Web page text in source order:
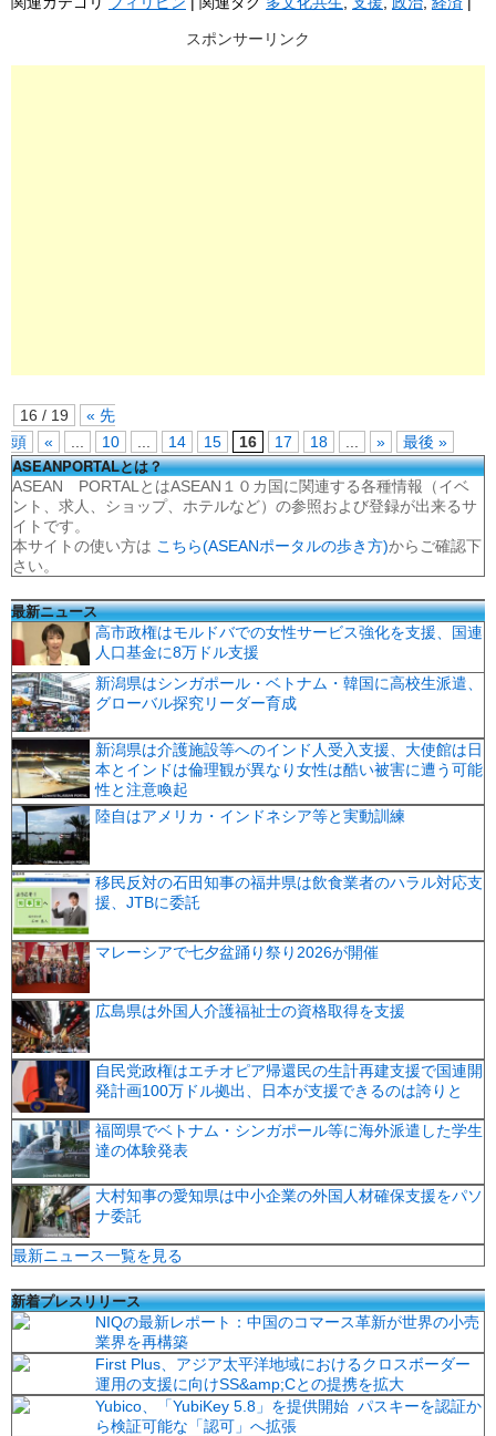
スポンサーリンク
16 / 19
« 先
頭
« ... 10 ... 14 15 16 17 18 ... » 最後 »
ASEANPORTALとは？
ASEAN PORTALとはASEAN１０カ国に関連する各種情報（イベ
ント、求人、ショップ、ホテルなど）の参照および登録が出来るサ
イトです。
本サイトの使い方は こちら(ASEANポータルの歩き方)からご確認下
さい。
最新ニュース
高市政権はモルドバでの女性サービス強化を支援、国連
人口基金に8万ドル支援
新潟県はシンガポール・ベトナム・韓国に高校生派遣、
グローバル探究リーダー育成
新潟県は介護施設等へのインド人受入支援、大使館は日
本とインドは倫理観が異なり女性は酷い被害に遭う可能
性と注意喚起
陸自はアメリカ・インドネシア等と実動訓練
移民反対の石田知事の福井県は飲食業者のハラル対応支
援、JTBに委託
マレーシアで七夕盆踊り祭り2026が開催
広島県は外国人介護福祉士の資格取得を支援
自民党政権はエチオピア帰還民の生計再建支援で国連開
発計画100万ドル拠出、日本が支援できるのは誇りと
福岡県でベトナム・シンガポール等に海外派遣した学生
達の体験発表
大村知事の愛知県は中小企業の外国人材確保支援をパソ
ナ委託
最新ニュース一覧を見る
新着プレスリリース
NIQの最新レポート：中国のコマース革新が世界の小売
業界を再構築
First Plus、アジア太平洋地域におけるクロスボーダー
運用の支援に向けSS&amp;Cとの提携を拡大
Yubico、「YubiKey 5.8」を提供開始 パスキーを認証か
ら検証可能な「認可」へ拡張